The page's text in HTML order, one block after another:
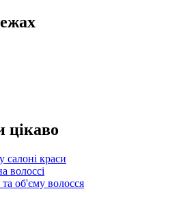
цікаво
салоні краси
волоссі
об'єму волосся